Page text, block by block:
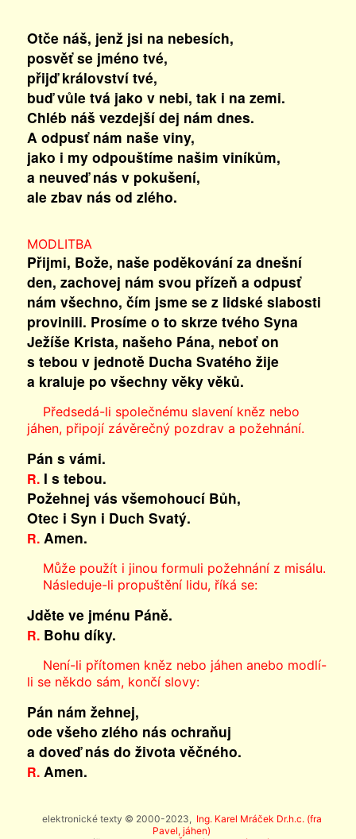
Otče náš, jenž jsi na nebesích,
posvěť se jméno tvé,
přijď království tvé,
buď vůle tvá jako v nebi, tak i na zemi.
Chléb náš vezdejší dej nám dnes.
A odpusť nám naše viny,
jako i my odpouštíme našim viníkům,
a neuveď nás v pokušení,
ale zbav nás od zlého.
MODLITBA
Přijmi, Bože, naše poděkování za dnešní
den, zachovej nám svou přízeň a odpusť
nám všechno, čím jsme se z lidské slabosti
provinili. Prosíme o to skrze tvého Syna
Ježíše Krista, našeho Pána, neboť on
s tebou v jednotě Ducha Svatého žije
a kraluje po všechny věky věků.
Předsedá-li společnému slavení kněz nebo
jáhen, připojí závěrečný pozdrav a požehnání.
Pán s vámi.
R.I s tebou.
Požehnej vás všemohoucí Bůh,
Otec i Syn i Duch Svatý.
R.Amen.
Může použít i jinou formuli požehnání z misálu.
Následuje-li propuštění lidu, říká se:
Jděte ve jménu Páně.
R.Bohu díky.
Není-li přítomen kněz nebo jáhen anebo modlí-
li se někdo sám, končí slovy:
Pán nám žehnej,
ode všeho zlého nás ochraňuj
a doveď nás do života věčného.
R.Amen.
elektronické texty © 2000-2023, Ing. Karel Mráček Dr.h.c. (fra
Pavel, jáhen)